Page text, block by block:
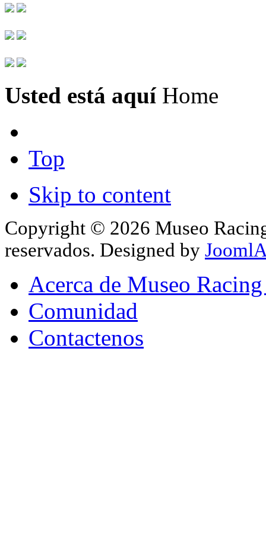
Usted está aquí Home
Top
Skip to content
Copyright © 2026 Museo
reservados. Designed by
Acerca de Museo
Comunidad
Contactenos